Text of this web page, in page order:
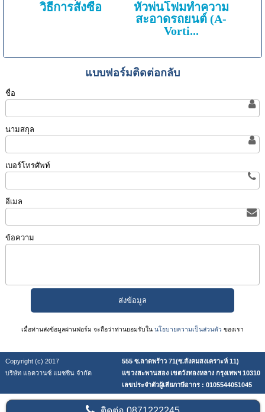
วิธีการสั่งซื้อ
หัวพ่นโฟมทำความ
สะอาดรถยนต์ (A-
Vorti...
แบบฟอร์มติดต่อกลับ
ชื่อ
นามสกุล
เบอร์โทรศัพท์
อีเมล
ข้อความ
เมื่อท่านส่งข้อมูลผ่านฟอร์ม จะถือว่าท่านยอมรับในนโยบายความเป็นส่วนตัว ของเรา
Copyright (c) 2017
555 ซ.ลาดพร้าว 71(ซ.สังคมสงเคราะห์ 11)
บริษัท แอดวานซ์ แมชชีน จำกัด
แขวงสะพานสอง เขตวังทองหลาง กรุงเทพฯ 10310
เลขประจำตัวผู้เสียภาษีอากร : 0105544051045